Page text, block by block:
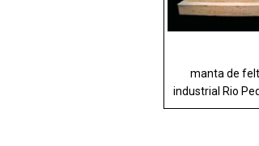
manta de
industrial Rio